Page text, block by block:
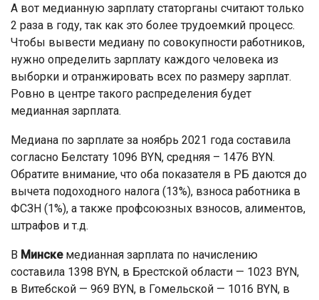
А вот медианную зарплату статорганы считают только
2 раза в году, так как это более трудоемкий процесс.
Чтобы вывести медиану по совокупности работников,
нужно определить зарплату каждого человека из
выборки и отранжировать всех по размеру зарплат.
Ровно в центре такого распределения будет
медианная зарплата.
Медиана по зарплате за ноябрь 2021 года составила
согласно Белстату 1096 BYN, средняя – 1476 BYN.
Обратите внимание, что оба показателя в РБ даются до
вычета подоходного налога (13%), взноса работника в
ФСЗН (1%), а также профсоюзных взносов, алиментов,
штрафов и т.д.
В Минскемедианная зарплата по начислению
составила 1398 BYN, в Брестской области — 1023 BYN,
в Витебской — 969 BYN, в Гомельской — 1016 BYN, в